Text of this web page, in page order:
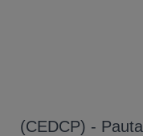
(CEDCP) -